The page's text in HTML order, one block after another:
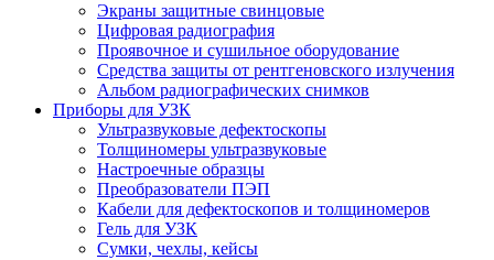
Экраны защитные свинцовые
Цифровая радиография
Проявочное и сушильное оборудование
Средства защиты от рентгеновского излучения
Альбом радиографических снимков
Приборы для УЗК
Ультразвуковые дефектоскопы
Толщиномеры ультразвуковые
Настроечные образцы
Преобразователи ПЭП
Кабели для дефектоскопов и толщиномеров
Гель для УЗК
Сумки, чехлы, кейсы